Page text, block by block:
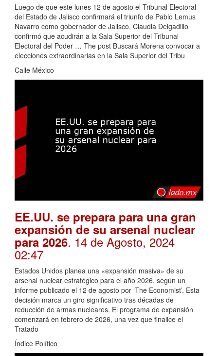
Luego de que este lunes 12 de agosto el Tribunal Electoral
del Estado de Jalisco confirmará el triunfo de Pablo Lemus
Navarro como gobernador de Jalisco, Claudia Delgadillo
confirmó que acudirán a la Sala Superior del Tribunal
Electoral del Poder … The post Buscará Morena convocar a
elecciones extraordinarias en la Sala Superior del Tribu
Calle México
EE.UU. se prepara para una gran
expansión de su arsenal nuclear
para 2026. 14 de Agosto, 2024
02:47
Estados Unidos planea una «expansión masiva» de su
arsenal nuclear estratégico para el año 2026, según un
informe publicado el 12 de agosto por ‘The Economist’. Esta
decisión marca un giro significativo tras décadas de
reducción de armas nucleares. El programa de expansión
comenzará en febrero de 2026, una vez que finalice el
Tratado
Índice Político